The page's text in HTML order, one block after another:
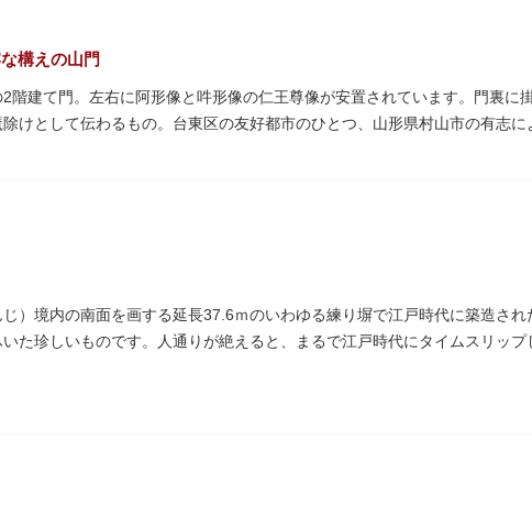
構えの山門
階建て門。左右に阿形像と吽形像の仁王尊像が安置されています。門裏に
けとして伝わるもの。台東区の友好都市のひとつ、山形県村山市の有志に
任命された平公雅（たいらのきみまさ）により、祈願成就の御礼として
テルニューオオタニ創始者・大谷米太郎の寄進により本瓦葺きで再建され
ある『元版⼀切経（げんばんいっさいきょう）』や寺宝が収蔵されていま
）境内の南面を画する延長37.6ｍのいわゆる練り塀で江戸時代に築造さ
た珍しいものです。人通りが絶えると、まるで江戸時代にタイムスリップ